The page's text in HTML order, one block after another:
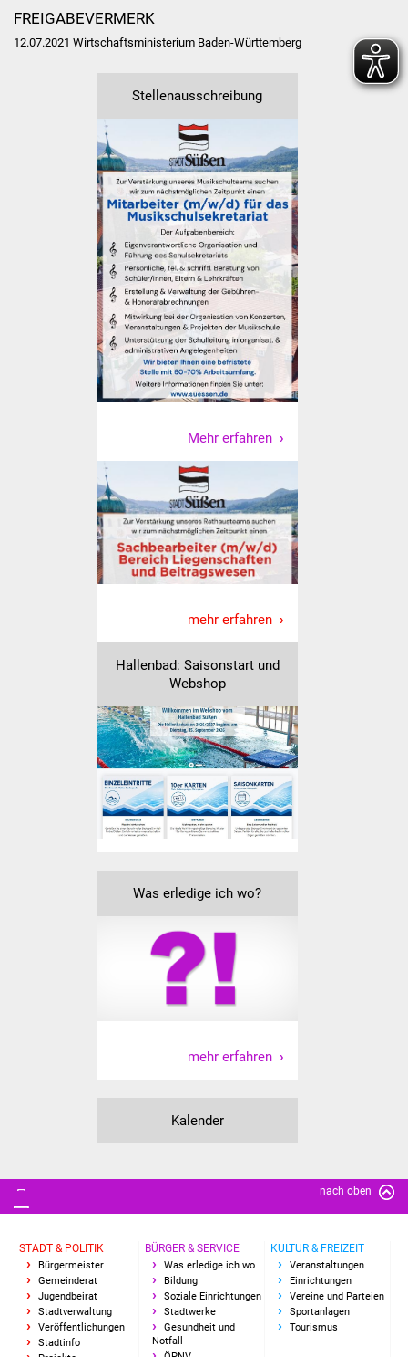
FREIGABEVERMERK
12.07.2021 Wirtschaftsministerium Baden-Württemberg
Stellenausschreibung
Mehr erfahren
mehr erfahren
Hallenbad: Saisonstart und
Webshop
Was erledige ich wo?
mehr erfahren
Kalender
nach oben
STADT & POLITIK
Bürgermeister
Gemeinderat
Jugendbeirat
Stadtverwaltung
Veröffentlichungen
Stadtinfo
BÜRGER & SERVICE
Was erledige ich wo
Bildung
Soziale Einrichtungen
Stadtwerke
Gesundheit und
Notfall
KULTUR & FREIZEIT
Veranstaltungen
Einrichtungen
Vereine und Parteien
Sportanlagen
Tourismus